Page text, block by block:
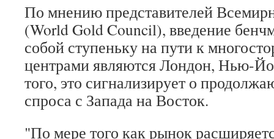
По мнению представителей
(World Gold Council), введение
собой ступеньку на пути к
центрами являются Лондон, Нью-
того, это сигнализирует о
спроса с Запада на Восток.
"По мере того как рынок